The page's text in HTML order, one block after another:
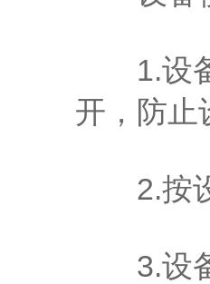
1.设备
开，防止
2.按设
3.设备